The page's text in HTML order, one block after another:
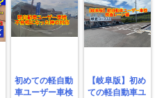
初めての軽自動
車ユーザー車検
【岐阜版】初め
ての軽自動車ユ